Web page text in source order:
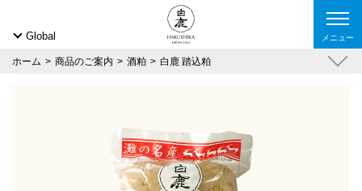
メニュー
Global
ホーム 商品のご案内 酒粕 白鹿 踏込粕